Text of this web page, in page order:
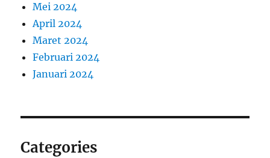
Mei 2024
April 2024
Maret 2024
Februari 2024
Januari 2024
Categories